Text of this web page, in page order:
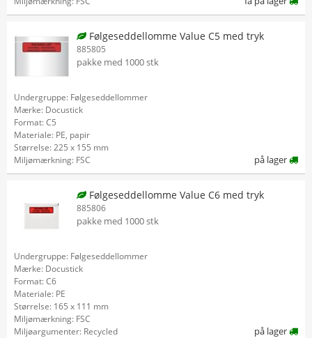
Følgeseddellomme Value C5 med tryk
885805
pakke med 1000 stk
Undergruppe: Følgeseddellommer
Mærke: Docustick
Format: C5
Materiale: PE, papir
Størrelse: 225 x 155 mm
Miljømærkning: FSC
på lager
Følgeseddellomme Value C6 med tryk
885806
pakke med 1000 stk
Undergruppe: Følgeseddellommer
Mærke: Docustick
Format: C6
Materiale: PE
Størrelse: 165 x 111 mm
Miljømærkning: FSC
Miljøargumenter: Recycled
på lager